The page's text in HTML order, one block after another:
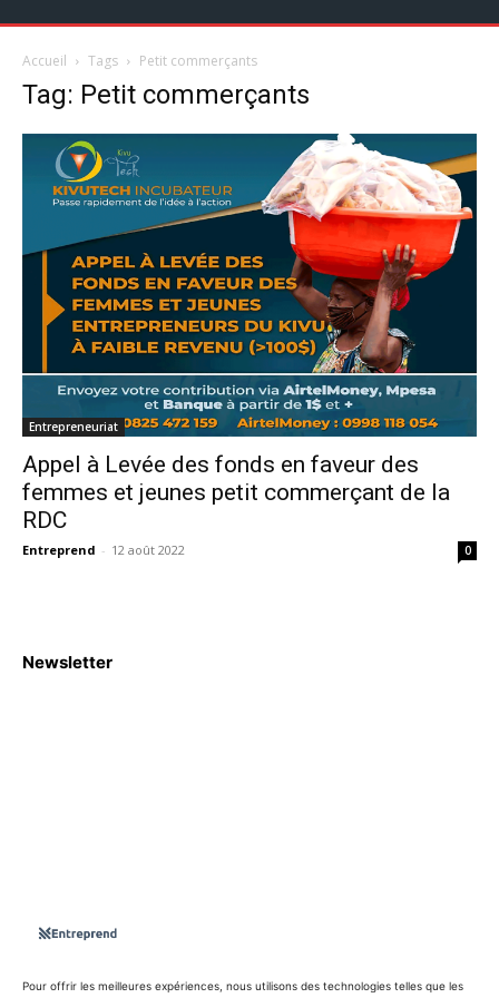
Pour offrir les meilleures expériences, nous utilisons des technologies telles que les
Accueil Tags Petit commerçants
Tag: Petit commerçants
Entrepreneuriat
Appel à Levée des fonds en faveur des
femmes et jeunes petit commerçant de la
RDC
Entreprend - 12 août 2022 0
Newsletter